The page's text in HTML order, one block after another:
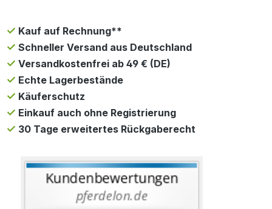
Kauf auf Rechnung**
Schneller Versand aus Deutschland
Versandkostenfrei ab 49 € (DE)
Echte Lagerbestände
Käuferschutz
Einkauf auch ohne Registrierung
30 Tage erweitertes Rückgaberecht